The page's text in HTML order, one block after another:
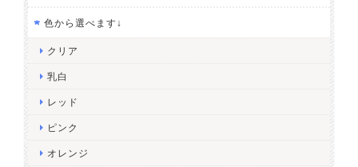
色から選べます↓
クリア
乳白
レッド
ピンク
オレンジ